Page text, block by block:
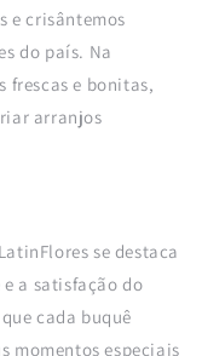
e crisântemos
do país. Na
frescas e bonitas,
arranjos
se destaca
a satisfação do
cada buquê
momentos especiais